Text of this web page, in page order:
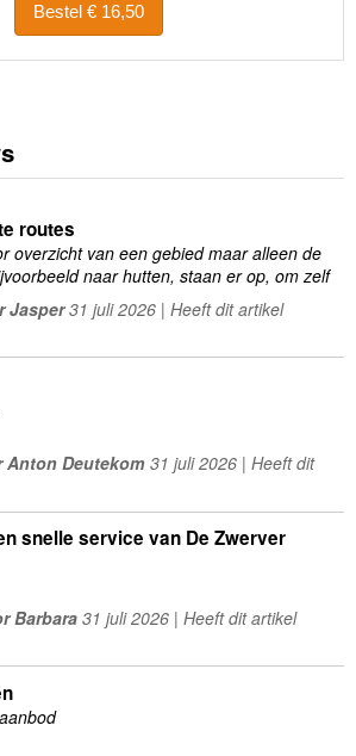
Bestel € 16,50
routes
overzicht van een gebied maar alleen de
naar hutten, staan er op, om zelf
minder geschikt
Jasper31 juli 2026 | Heeft dit artikel
Anton Deutekom31 juli 2026 | Heeft dit
snelle service van De Zwerver
Barbara31 juli 2026 | Heeft dit artikel